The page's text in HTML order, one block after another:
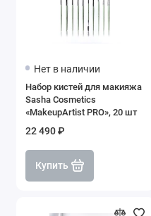
Нет в наличии
Набор кистей для макияжа
Sasha Cosmetics
«MakeupArtist PRO», 20 шт
22 490 ₽
Купить